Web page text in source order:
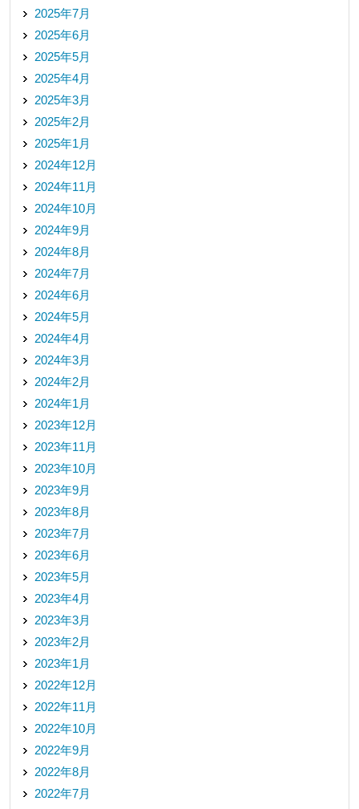
2025年7月
2025年6月
2025年5月
2025年4月
2025年3月
2025年2月
2025年1月
2024年12月
2024年11月
2024年10月
2024年9月
2024年8月
2024年7月
2024年6月
2024年5月
2024年4月
2024年3月
2024年2月
2024年1月
2023年12月
2023年11月
2023年10月
2023年9月
2023年8月
2023年7月
2023年6月
2023年5月
2023年4月
2023年3月
2023年2月
2023年1月
2022年12月
2022年11月
2022年10月
2022年9月
2022年8月
2022年7月